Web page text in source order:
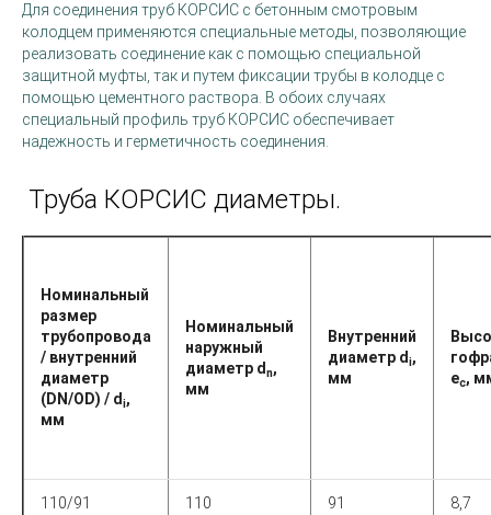
Для соединения труб КОРСИС с бетонным смотровым
колодцем применяются специальные методы, позволяющие
реализовать соединение как с помощью специальной
защитной муфты, так и путем фиксации трубы в колодце с
помощью цементного раствора. В обоих случаях
специальный профиль труб КОРСИС обеспечивает
надежность и герметичность соединения.
Труба КОРСИС диаметры.
Номинальный
размер
трубопровода
/ внутренний
диаметр
(DN/OD) / d i,
мм
Номинальный
наружный
диаметр d n,
мм
Внутренний
диаметр d i,
мм
eс,
110/91 110 91 8,7